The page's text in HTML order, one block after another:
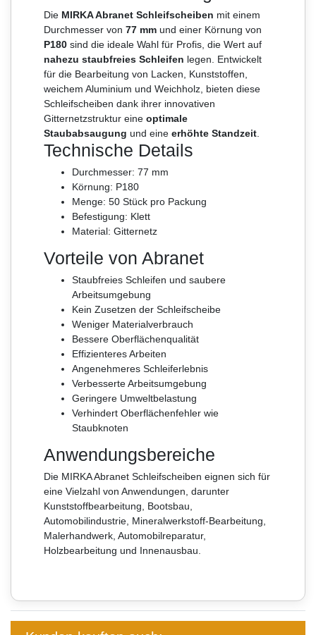
Die MIRKA Abranet Schleifscheiben mit einem
Durchmesser von 77 mm und einer Körnung von
P180 sind die ideale Wahl für Profis, die Wert auf
nahezu staubfreies Schleifen legen. Entwickelt
für die Bearbeitung von Lacken, Kunststoffen,
weichem Aluminium und Weichholz, bieten diese
Schleifscheiben dank ihrer innovativen
Gitternetzstruktur eine optimale
Staubabsaugung und eine erhöhte Standzeit
Technische Details
Durchmesser: 77 mm
Körnung: P180
Menge: 50 Stück pro Packung
Befestigung: Klett
Material: Gitternetz
Vorteile von Abranet
Staubfreies Schleifen und saubere
Arbeitsumgebung
Kein Zusetzen der Schleifscheibe
Weniger Materialverbrauch
Bessere Oberflächenqualität
Effizienteres Arbeiten
Angenehmeres Schleiferlebnis
Verbesserte Arbeitsumgebung
Geringere Umweltbelastung
Verhindert Oberflächenfehler wie
Staubknoten
Anwendungsbereiche
Die MIRKA Abranet Schleifscheiben eignen sich für
eine Vielzahl von Anwendungen, darunter
Kunststoffbearbeitung, Bootsbau,
Automobilindustrie, Mineralwerkstoff-Bearbeitung,
Malerhandwerk, Automobilreparatur,
Holzbearbeitung und Innenausbau.